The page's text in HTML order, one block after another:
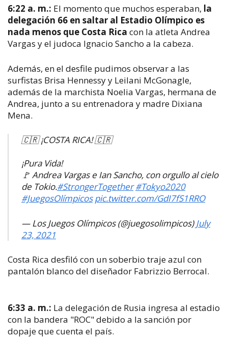
​6:22 a. m.: El momento que muchos esperaban, la
delegación 66 en saltar al Estadio Olímpico es
nada menos que Costa Rica con la atleta Andrea
Vargas y el judoca Ignacio Sancho a la cabeza.
Además, en el desfile pudimos observar a las
surfistas Brisa Hennessy y Leilani McGonagle,
además de la marchista Noelia Vargas, hermana de
Andrea, junto a su entrenadora y madre Dixiana
Mena.
🇨🇷 ¡COSTA RICA! 🇨🇷
¡Pura Vida!
🚩 Andrea Vargas e Ian Sancho, con orgullo al cielo
de Tokio.#StrongerTogether #Tokyo2020
#JuegosOlímpicos pic.twitter.com/GdI7fS1RRO
— Los Juegos Olímpicos (@juegosolimpicos) July
23, 2021
Costa Rica desfiló con un soberbio traje azul con
pantalón blanco del diseñador Fabrizzio Berrocal.
6:33 a. m.: La delegación de Rusia ingresa al estadio
con la bandera "ROC" debido a la sanción por
dopaje que cuenta el país.